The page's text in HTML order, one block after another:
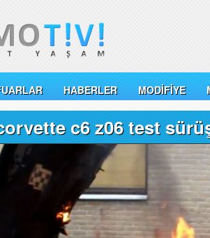
HABERLER MODIFIYE
c6 z06 test